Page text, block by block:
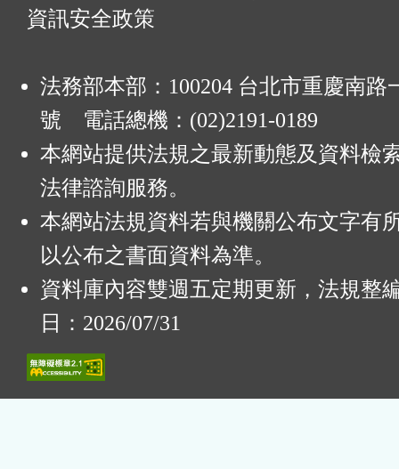
資訊安全政策
法務部本部：100204 台北市重慶南路
號 電話總機：(02)2191-0189
本網站提供法規之最新動態及資料檢
法律諮詢服務。
本網站法規資料若與機關公布文字有
以公布之書面資料為準。
資料庫內容雙週五定期更新，法規整
日：2026/07/31